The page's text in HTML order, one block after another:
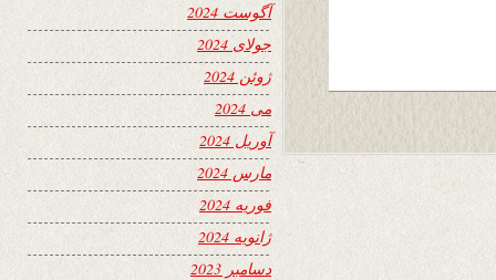
آگوست 2024
جولای 2024
ژوئن 2024
می 2024
آوریل 2024
مارس 2024
فوریه 2024
ژانویه 2024
دسامبر 2023